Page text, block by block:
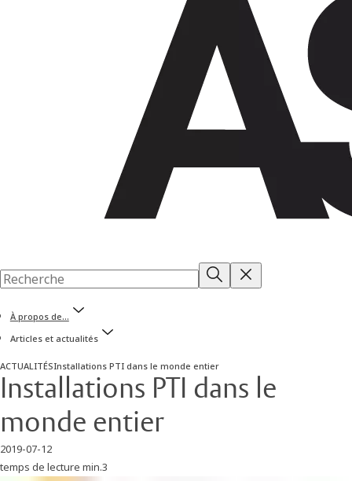
À propos de...
Articles et actualités
ACTUALITÉSInstallations PTI dans le monde entier
Installations PTI dans le
monde entier
2019-07-12
temps de lecture min.3